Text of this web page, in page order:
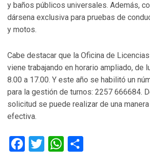
y baños públicos universales. Además,
dársena exclusiva para pruebas de
y motos.
Cabe destacar que la Oficina de
viene trabajando en horario ampliado, de
8.00 a 17.00. Y este año se habilitó un
para la gestión de turnos: 2257 666684.
solicitud se puede realizar de una
efectiva.
Facebook
TwitterWhatsApp